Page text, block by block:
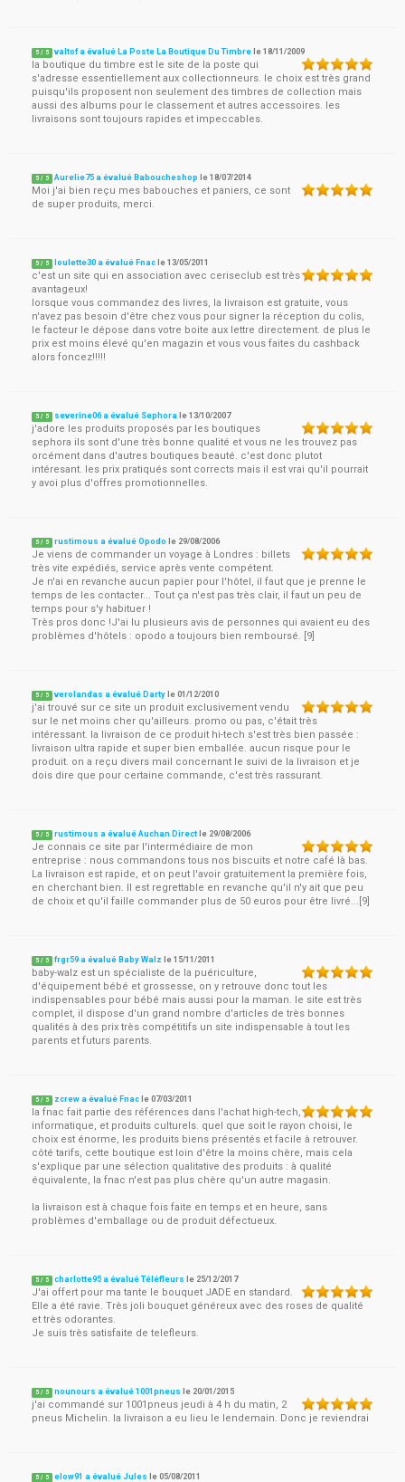
5 / 5 valtof a évalué La Poste La Boutique Du Timbre le18/11/2009
la boutique du timbre est le site de la poste qui
s'adresse essentiellement aux collectionneurs. le choix est très grand
puisqu'ils proposent non seulement des timbres de collection mais
aussi des albums pour le classement et autres accessoires. les
livraisons sont toujours rapides et impeccables.
5 / 5 Aurelie75 a évalué Baboucheshop le18/07/2014
Moi j'ai bien reçu mes babouches et paniers, ce sont
de super produits, merci.
5 / 5 loulette30 a évalué Fnac le13/05/2011
c'est un site qui en association avec ceriseclub est très
avantageux!
lorsque vous commandez des livres, la livraison est gratuite, vous
n'avez pas besoin d'être chez vous pour signer la réception du colis,
le facteur le dépose dans votre boite aux lettre directement. de plus le
prix est moins élevé qu'en magazin et vous vous faites du cashback
alors foncez!!!!!
5 / 5 severine06 a évalué Sephora le13/10/2007
j'adore les produits proposés par les boutiques
sephora ils sont d'une très bonne qualité et vous ne les trouvez pas
orcément dans d'autres boutiques beauté. c'est donc plutot
intéresant. les prix pratiqués sont corrects mais il est vrai qu'il pourrait
y avoi plus d'offres promotionnelles.
5 / 5 rustimous a évalué Opodo le 29/08/2006
Je viens de commander un voyage à Londres : billets
très vite expédiés, service après vente compétent.
Je n'ai en revanche aucun papier pour l'hôtel, il faut que je prenne le
temps de les contacter... Tout ça n'est pas très clair, il faut un peu de
temps pour s'y habituer !
Très pros donc !J'ai lu plusieurs avis de personnes qui avaient eu des
problèmes d'hôtels : opodo a toujours bien remboursé. [9]
5 / 5 verolandas a évalué Darty le01/12/2010
j'ai trouvé sur ce site un produit exclusivement vendu
sur le net moins cher qu'ailleurs. promo ou pas, c'était très
intéressant. la livraison de ce produit hi-tech s'est très bien passée :
livraison ultra rapide et super bien emballée. aucun risque pour le
produit. on a reçu divers mail concernant le suivi de la livraison et je
dois dire que pour certaine commande, c'est très rassurant.
5 / 5 rustimous a évalué Auchan Direct le 29/08/2006
Je connais ce site par l'intermédiaire de mon
entreprise : nous commandons tous nos biscuits et notre café là bas.
La livraison est rapide, et on peut l'avoir gratuitement la première fois,
en cherchant bien. Il est regrettable en revanche qu'il n'y ait que peu
de choix et qu'il faille commander plus de 50 euros pour être livré...[9]
5 / 5 frgr59 a évalué Baby Walz le15/11/2011
baby-walz est un spécialiste de la puériculture,
d'équipement bébé et grossesse, on y retrouve donc tout les
indispensables pour bébé mais aussi pour la maman. le site est très
complet, il dispose d'un grand nombre d'articles de très bonnes
qualités à des prix très compétitifs un site indispensable à tout les
parents et futurs parents.
5 / 5 zcrew a évalué Fnac le07/03/2011
la fnac fait partie des références dans l'achat high-tech,
informatique, et produits culturels. quel que soit le rayon choisi, le
choix est énorme, les produits biens présentés et facile à retrouver.
côté tarifs, cette boutique est loin d'être la moins chère, mais cela
s'explique par une sélection qualitative des produits : à qualité
équivalente, la fnac n'est pas plus chère qu'un autre magasin.
la livraison est à chaque fois faite en temps et en heure, sans
problèmes d'emballage ou de produit défectueux.
5 / 5 charlotte95 a évalué Téléfleurs le 25/12/2017
J'ai offert pour ma tante le bouquet JADE en standard.
Elle a été ravie. Très joli bouquet généreux avec des roses de qualité
et très odorantes.
Je suis très satisfaite de telefleurs.
5 / 5 nounours a évalué 1001pneus le 20/01/2015
j'ai commandé sur 1001pneus jeudi à 4 h du matin, 2
pneus Michelin. la livraison a eu lieu le lendemain. Donc je reviendrai
5 / 5 elow91 a évalué Jules le05/08/2011